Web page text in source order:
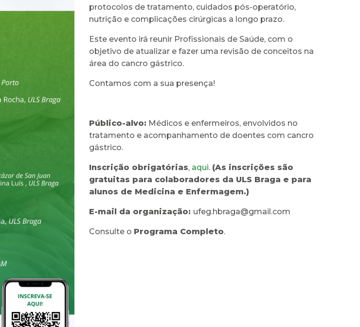
protocolos de tratamento, cuidados pós-operatório,
nutrição e complicações cirúrgicas a longo prazo.
Este evento irá reunir Profissionais de Saúde, com o
objetivo de atualizar e fazer uma revisão de conceitos na
área do cancro gástrico.
Contamos com a sua presença!
Público-alvo: Médicos e enfermeiros, envolvidos no
tratamento e acompanhamento de doentes com cancro
gástrico.
Inscrição obrigatórias, aqui. (As inscrições são
gratuitas para colaboradores da ULS Braga e para
alunos de Medicina e Enfermagem.)
E-mail da organização: ufeg.hbraga@gmail.com
Consulte o Programa Completo.